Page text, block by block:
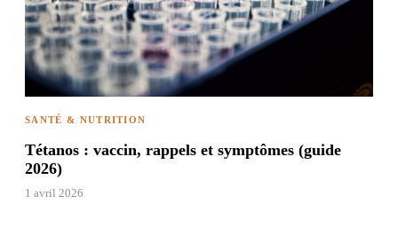
SANTÉ & NUTRITION
Tétanos : vaccin, rappels et symptômes (guide
2026)
1 avril 2026